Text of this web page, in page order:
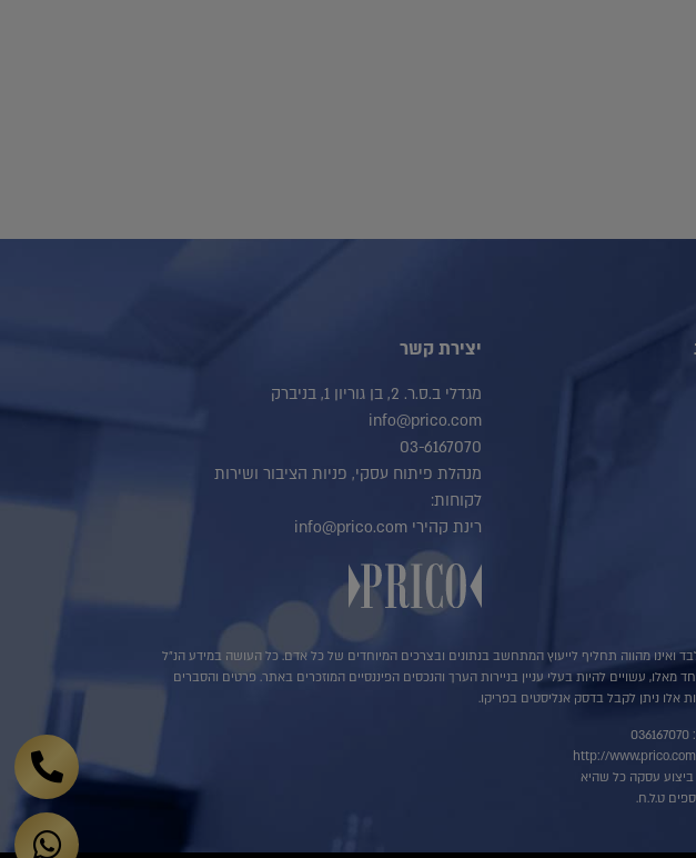
יצירת קשר
מגדלי ב.ס.ר. 2, בן גוריון 1, בניברק
info@prico.com
03-6167070
מנהלת פיתוח עסקי, פניות הציבור ושירות
לקוחות:
רינת קהירי info@prico.com
ואינו מהווה תחליף לייעוץ המתחשב בנתונים ובצרכים המיוחדים של כל אדם. כל העושה במידע הנ"ל
עשויים להיות בעלי עניין בניירות הערך והנכסים הפיננסיים המוזכרים באתר. פרטים והסברים
אלו ניתן לקבל בדסק אנליסטים בפריקו.
ביצוע עסקה כל שהיא
ט.ל.ח.